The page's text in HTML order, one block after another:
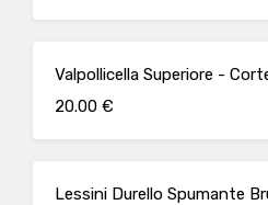
Valpollicella Superiore -
20.00 €
Lessini Durello Spumante